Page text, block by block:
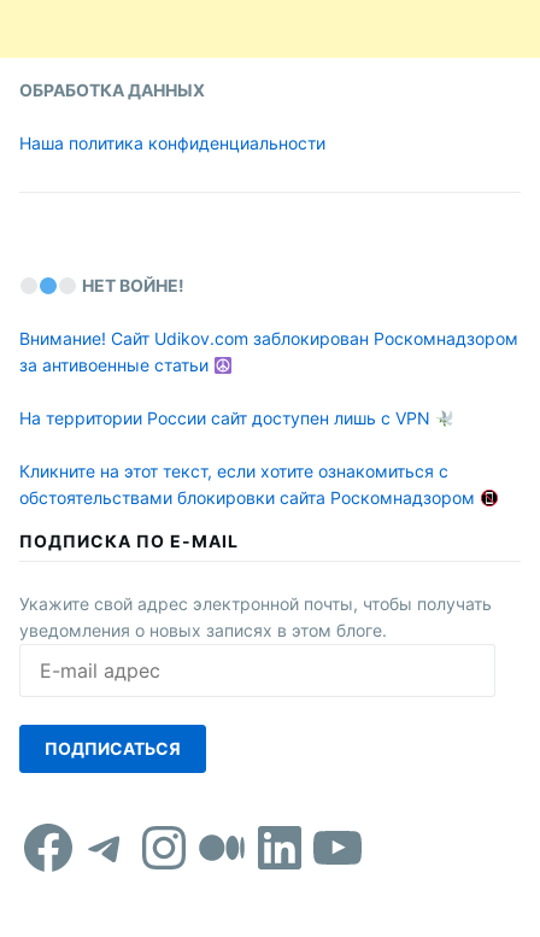
ОБРАБОТКА ДАННЫХ
Наша политика конфиденциальности
НЕТ ВОЙНЕ!
Внимание! Сайт Udikov.com заблокирован Роскомнадзором
за антивоенные статьи
На территории России сайт доступен лишь с VPN
Кликните на этот текст, если хотите ознакомиться с
обстоятельствами блокировки сайта Роскомнадзором
ПОДПИСКА ПО E-MAIL
Укажите свой адрес электронной почты, чтобы получать
уведомления о новых записях в этом блоге.
mail
ПОДПИСАТЬСЯ
Facebook
Telegram
Instagram
Средний
LinkedIn